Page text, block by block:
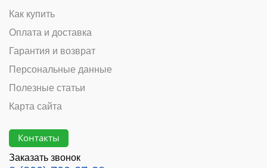
Как купить
Оплата и доставка
Гарантия и возврат
Персональные данные
Полезные статьи
Карта сайта
Контакты
Заказать звонок